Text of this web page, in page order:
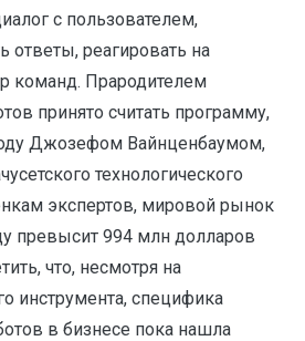
с пользователем,
ответы, реагировать на
команд. Прародителем
принято считать программу,
Джозефом Вайнценбаумом,
технологического
экспертов, мировой рынок
превысит 994 млн долларов
что, несмотря на
инструмента, специфика
в бизнесе пока нашла